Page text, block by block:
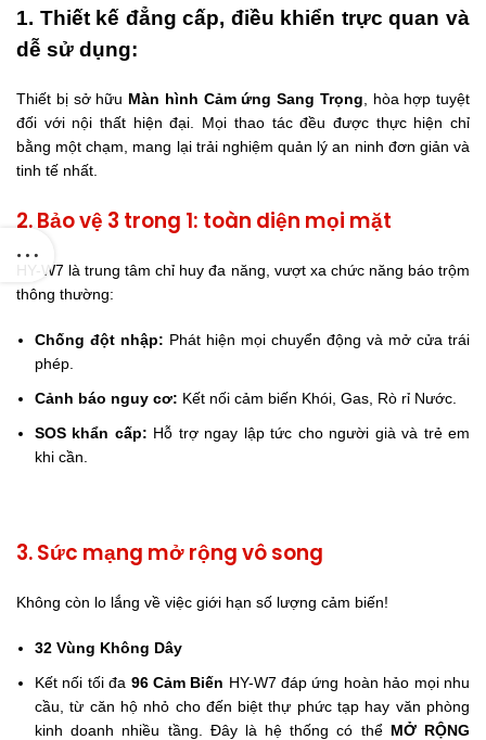
1. Thiết kế đẳng cấp, điều khiển trực quan và
dễ sử dụng:
Thiết bị sở hữu Màn hình Cảm ứng Sang Trọng , hòa hợp tuyệt
đối với nội thất hiện đại. Mọi thao tác đều được thực hiện chỉ
bằng một chạm, mang lại trải nghiệm quản lý an ninh đơn giản và
tinh tế nhất.
2. Bảo vệ 3 trong 1: toàn diện mọi mặt
HY-W7 là trung tâm chỉ huy đa năng, vượt xa chức năng báo trộm
thông thường:
Chống đột nhập: Phát hiện mọi chuyển động và mở cửa trái
phép.
Cảnh báo nguy cơ: Kết nối cảm biến Khói, Gas, Rò rỉ Nước.
SOS khẩn cấp: Hỗ trợ ngay lập tức cho người già và trẻ em
khi cần.
3. Sức mạng mở rộng vô song
Không còn lo lắng về việc giới hạn số lượng cảm biến!
32 Vùng Không Dây
Kết nối tối đa 96 Cảm Biến HY-W7 đáp ứng hoàn hảo mọi nhu
cầu, từ căn hộ nhỏ cho đến biệt thự phức tạp hay văn phòng
kinh doanh nhiều tầng. Đây là hệ thống có thể MỞ RỘNG